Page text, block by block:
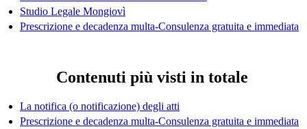
Studio Legale Mongiovì
Prescrizione e decadenza multa-Consulenza gratuita e immediata
Contenuti più visti in totale
La notifica (o notificazione) degli atti
Prescrizione e decadenza multa-Consulenza gratuita e immediata